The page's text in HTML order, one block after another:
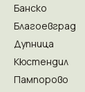
Банско
Благоевград
Дупница
Кюстендил
Пампорово